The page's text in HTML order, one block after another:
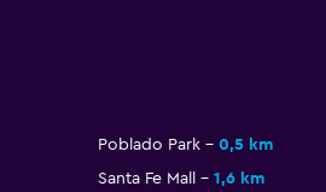
Poblado Park
0,5 km
Santa Fe Mall
1,6 km